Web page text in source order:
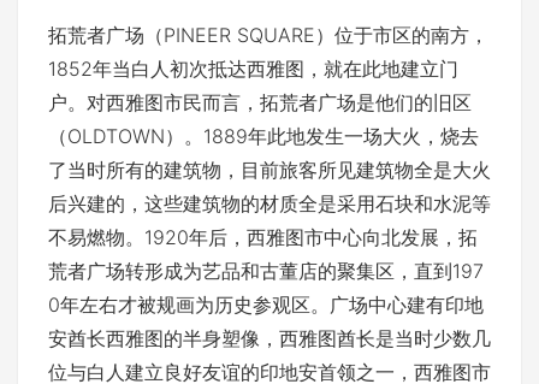
拓荒者广场（PINEER SQUARE）位于市区的南方，
1852年当白人初次抵达西雅图，就在此地建立门
户。对西雅图市民而言，拓荒者广场是他们的旧区
（OLDTOWN）。1889年此地发生一场大火，烧去
了当时所有的建筑物，目前旅客所见建筑物全是大火
后兴建的，这些建筑物的材质全是采用石块和水泥等
不易燃物。1920年后，西雅图市中心向北发展，拓
荒者广场转形成为艺品和古董店的聚集区，直到197
0年左右才被规画为历史参观区。广场中心建有印地
安酋长西雅图的半身塑像，西雅图酋长是当时少数几
位与白人建立良好友谊的印地安首领之一，西雅图市